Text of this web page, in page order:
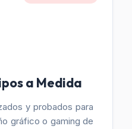
a Medida
y probados para
gráfico o gaming de